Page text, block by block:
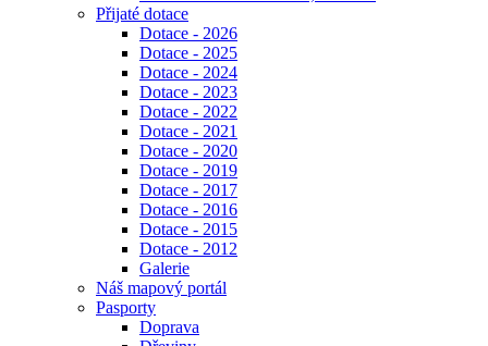
Přijaté dotace
Dotace - 2026
Dotace - 2025
Dotace - 2024
Dotace - 2023
Dotace - 2022
Dotace - 2021
Dotace - 2020
Dotace - 2019
Dotace - 2017
Dotace - 2016
Dotace - 2015
Dotace - 2012
Galerie
Náš mapový portál
Pasporty
Doprava